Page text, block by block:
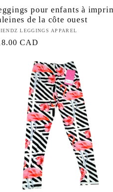
pour enfants à
de la côte ouest
:
LEGGINGS APPAREL
CAD